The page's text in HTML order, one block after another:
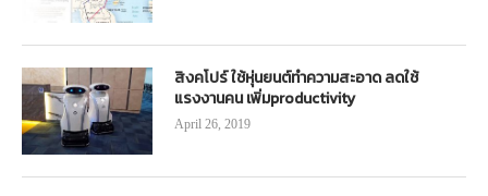
สิงคโปร์ ใช้หุ่นยนต์ทำความสะอาด ลดใช้
แรงงานคน เพิ่มproductivity
April 26, 2019